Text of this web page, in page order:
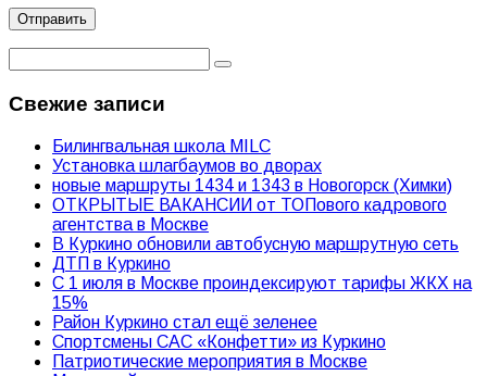
Свежие записи
Билингвальная школа MILC
Установка шлагбаумов во дворах
новые маршруты 1434 и 1343 в Новогорск (Химки)
ОТКРЫТЫЕ ВАКАНСИИ от ТОПового кадрового
агентства в Москве
В Куркино обновили автобусную маршрутную сеть
ДТП в Куркино
С 1 июля в Москве проиндексируют тарифы ЖКХ на
15%
Район Куркино стал ещё зеленее
Спортсмены САС «Конфетти» из Куркино
Патриотические мероприятия в Москве